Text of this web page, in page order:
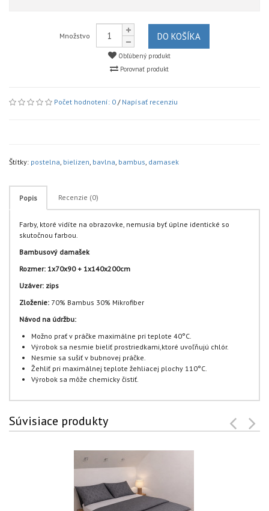
Množstvo DO KOŠÍKA
Obľúbený produkt
Porovnať produkt
Počet hodnotení: 0 / Napísať recenziu
Štítky: postelna, bielizen, bavlna, bambus, damasek
Popis Recenzie (0)
Farby, ktoré vidíte na obrazovke, nemusia byť úplne identické so
skutočnou farbou.
Bambusový damašek
Rozmer: 1x70x90 + 1x140x200cm
Uzáver: zips
Zloženie: 70% Bambus 30% Mikrofiber
Návod na údržbu:
Možno prať v práčke maximálne pri teplote 40°C.
Výrobok sa nesmie bieliť prostriedkami,ktoré uvoľňujú chlór.
Nesmie sa sušiť v bubnovej práčke.
Žehliť pri maximálnej teplote žehliacej plochy 110°C.
Výrobok sa môže chemicky čistiť.
Súvisiace produkty